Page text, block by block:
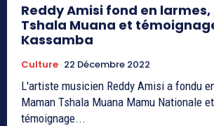
Reddy Amisi fond en
Tshala Muana et
Kassamba
Culture 22 Décembre 2022
L'artiste musicien Reddy Amisi a fondu
Maman Tshala Muana Mamu Nationale
témoignage...